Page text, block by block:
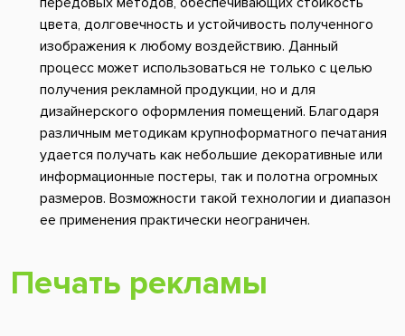
цвета, долговечность и устойчивость полученного
изображения к любому воздействию. Данный
процесс может использоваться не только с целью
получения рекламной продукции, но и для
дизайнерского оформления помещений. Благодаря
различным методикам крупноформатного печатания
удается получать как небольшие декоративные или
информационные постеры, так и полотна огромных
размеров. Возможности такой технологии и диапазон
ее применения практически неограничен.
Печать рекламы